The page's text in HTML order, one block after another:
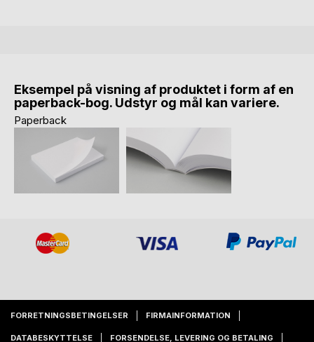
Eksempel på visning af produktet i form af en
paperback-bog. Udstyr og mål kan variere.
Paperback
FORRETNINGSBETINGELSER FIRMAINFORMATION
DATABESKYTTELSE FORSENDELSE, LEVERING OG BETALING